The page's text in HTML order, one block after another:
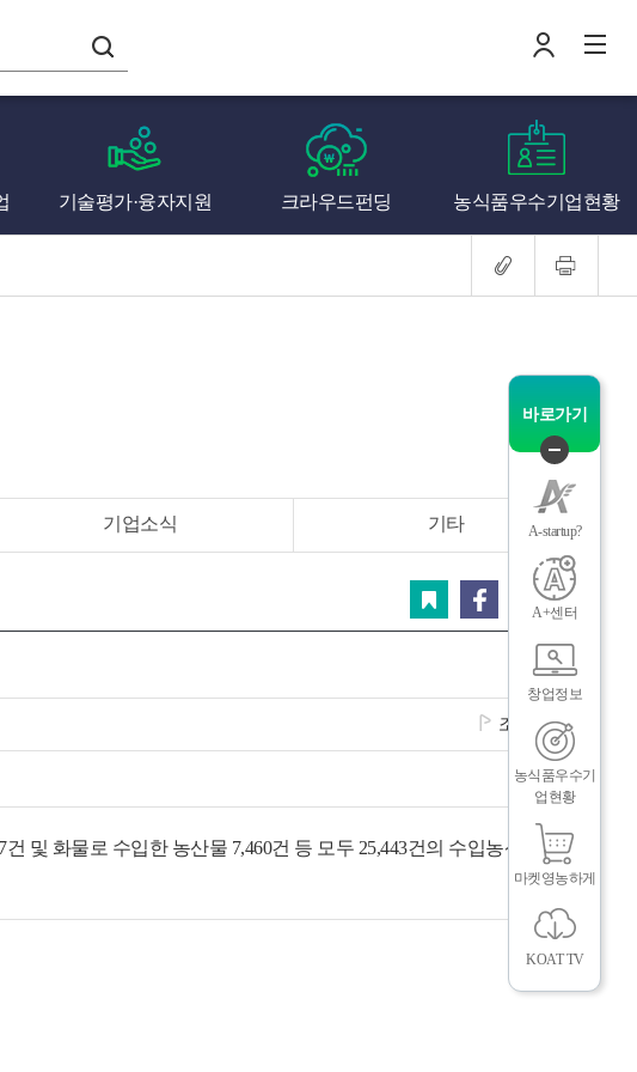
로
그
인
전
나의창업일지
기술평가·융자지원 크라우드펀딩 농식품우수기업현황
기업소식 기타
트위터 카카오
조회수 473
및 화물로 수입한 농산물 7,460건 등 모두 25,443건의 수입농산물을 검
바로가기
퀵
메
뉴
닫
기
A-startup?
A+센터
창업정보
농식품우수기
업현황
마켓영농하게
KOAT TV